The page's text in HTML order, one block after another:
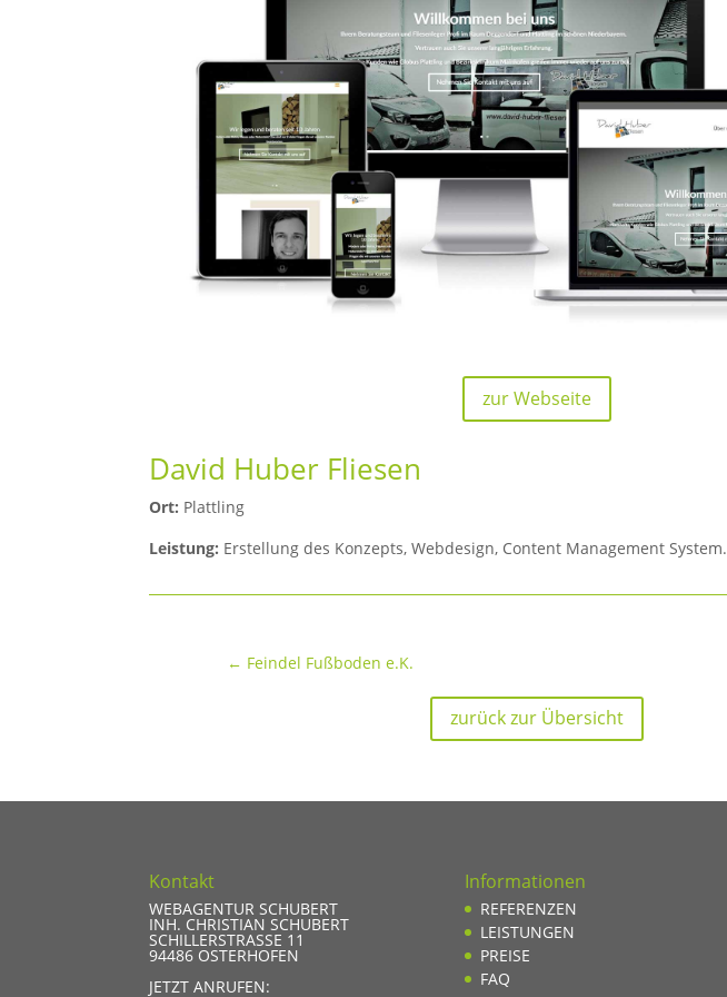
zur Webseite
David Huber Fliesen
Ort: Plattling
Leistung: Erstellung des Konzepts, Webdesign, Content Management System.
← Feindel Fußboden e.K.
zurück zur Übersicht
Kontakt
WEBAGENTUR SCHUBERT
INH. CHRISTIAN SCHUBERT
SCHILLERSTRASSE 11
94486 OSTERHOFEN
JETZT ANRUFEN:
Informationen
REFERENZEN
LEISTUNGEN
PREISE
FAQ